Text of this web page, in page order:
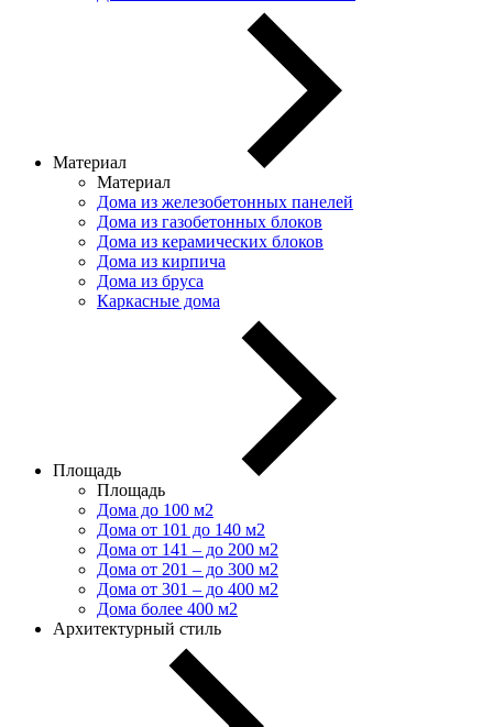
Материал
Материал
Дома из железобетонных панелей
Дома из газобетонных блоков
Дома из керамических блоков
Дома из кирпича
Дома из бруса
Каркасные дома
Площадь
Площадь
Дома до 100 м2
Дома от 101 до 140 м2
Дома от 141 – до 200 м2
Дома от 201 – до 300 м2
Дома от 301 – до 400 м2
Дома более 400 м2
Архитектурный стиль